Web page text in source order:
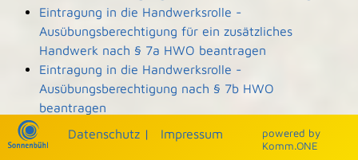
Eintragung in die Handwerksrolle -
Ausübungsberechtigung für ein zusätzliches
Handwerk nach § 7a HWO beantragen
Eintragung in die Handwerksrolle -
Ausübungsberechtigung nach § 7b HWO
beantragen
Eintragung und Einsicht in die Denkmalliste
beantragen
powered by
Komm.ONE
Datenschutz | Impressum